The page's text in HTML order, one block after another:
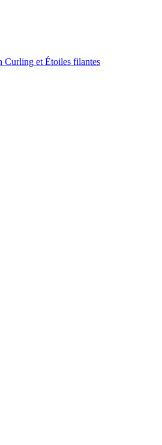
Curling et Étoiles filantes